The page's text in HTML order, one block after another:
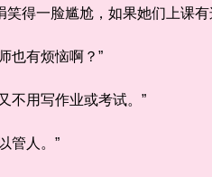
一脸尴尬，如果她们上课有
有烦恼啊？”
用写作业或考试。”
人。”